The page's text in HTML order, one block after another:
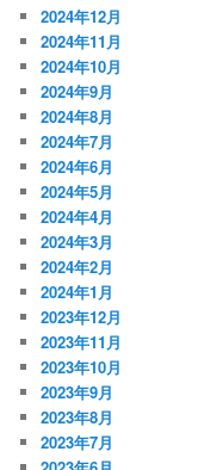
2024年12月
2024年11月
2024年10月
2024年9月
2024年8月
2024年7月
2024年6月
2024年5月
2024年4月
2024年3月
2024年2月
2024年1月
2023年12月
2023年11月
2023年10月
2023年9月
2023年8月
2023年7月